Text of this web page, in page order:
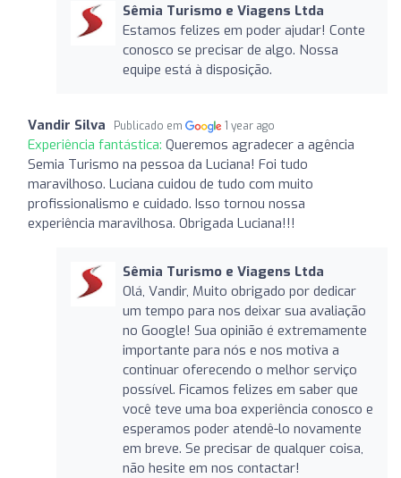
Sêmia Turismo e Viagens Ltda
Estamos felizes em poder ajudar! Conte
conosco se precisar de algo. Nossa
equipe está à disposição.
Vandir Silva Publicado em 1 year ago
Experiência fantástica: Queremos agradecer a agência
Semia Turismo na pessoa da Luciana! Foi tudo
maravilhoso. Luciana cuidou de tudo com muito
profissionalismo e cuidado. Isso tornou nossa
experiência maravilhosa. Obrigada Luciana!!!
Sêmia Turismo e Viagens Ltda
Olá, Vandir, Muito obrigado por dedicar
um tempo para nos deixar sua avaliação
no Google! Sua opinião é extremamente
importante para nós e nos motiva a
continuar oferecendo o melhor serviço
possível. Ficamos felizes em saber que
você teve uma boa experiência conosco e
esperamos poder atendê-lo novamente
em breve. Se precisar de qualquer coisa,
não hesite em nos contactar!